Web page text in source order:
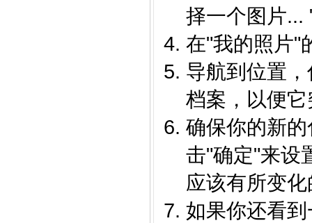
择一个图片...
在"我的照片"
导航到位置
档案，以便
确保你的新
击"确定"来设
应该有所变
如果你还看